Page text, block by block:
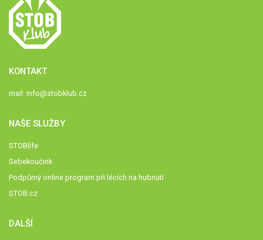
KONTAKT
mail: info@stobklub.cz
NAŠE SLUŽBY
STOBlife
Sebekoučink
Podpůrný online program při lécích na hubnutí
STOB.cz
DALŠÍ